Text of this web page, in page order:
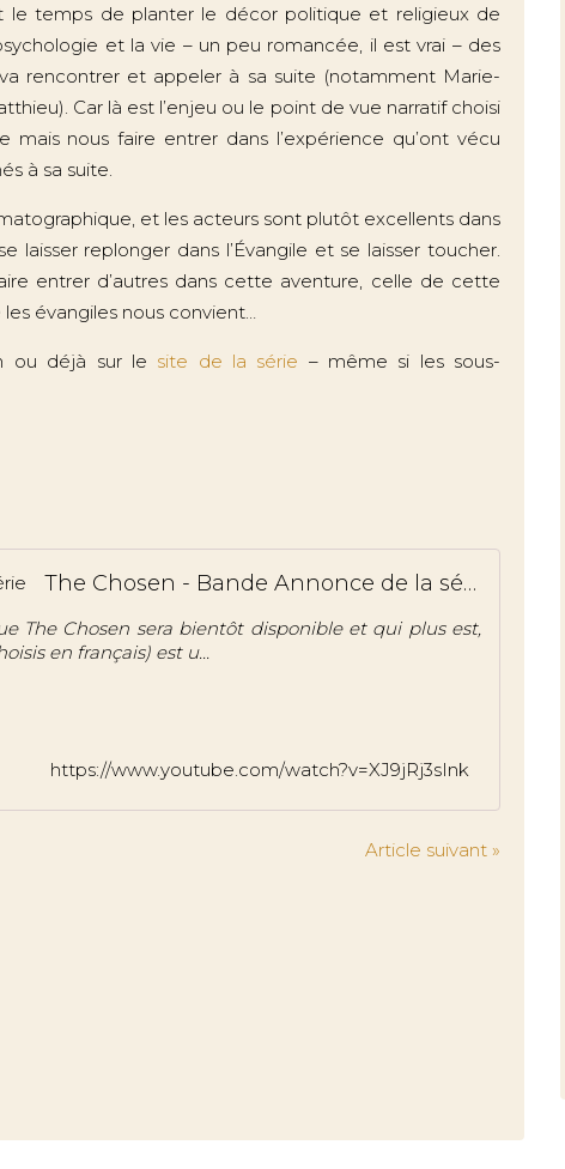
le temps de planter le décor politique et religieux de
et la vie – un peu romancée, il est vrai – des
rencontrer et appeler à sa suite (notamment Marie-
Car là est l’enjeu ou le point de vue narratif choisi
nous faire entrer dans l’expérience qu’ont vécu
à sa suite.
et les acteurs sont plutôt excellents dans
laisser replonger dans l’Évangile et se laisser toucher.
entrer d’autres dans cette aventure, celle de cette
évangiles nous convient…
ou déjà sur le site de la série – même si les sous-
The Chosen - Bande Annonce de la série
The Chosen sera bientôt disponible et qui plus est,
en français) est u...
https://www.youtube.com/watch?v=XJ9jRj3sInk
Article suivant »